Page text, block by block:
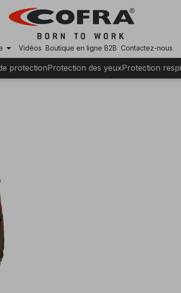
arrow_drop_down Vidéos Boutique en ligne B2B Contactez-nous
protectionProtection des yeuxProtection